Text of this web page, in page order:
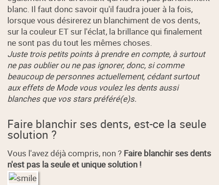
blanc. Il faut donc savoir qu'il faudra jouer à la fois,
lorsque vous désirerez un blanchiment de vos dents,
sur la couleur ET sur l'éclat, la brillance qui finalement
ne sont pas du tout les mêmes choses.
Juste trois petits points à prendre en compte, à surtout
ne pas oublier ou ne pas ignorer, donc, si comme
beaucoup de personnes actuellement, cédant surtout
aux effets de Mode vous voulez les dents aussi
blanches que vos stars préféré(e)s.
Faire blanchir ses dents, est-ce la seule
solution ?
Vous l'avez déjà compris, non ? Faire blanchir ses dents
n'est pas la seule et unique solution !